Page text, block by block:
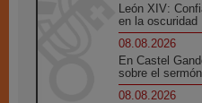
León XIV:
en la oscuridad
08.08.2026
En Castel
sobre el
08.08.2026